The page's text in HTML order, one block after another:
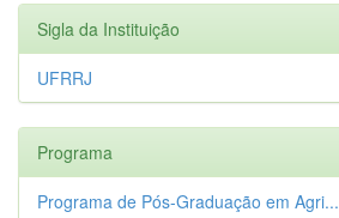
Sigla da Instituição
UFRRJ
Programa
Programa de Pós-Graduação em Agri...